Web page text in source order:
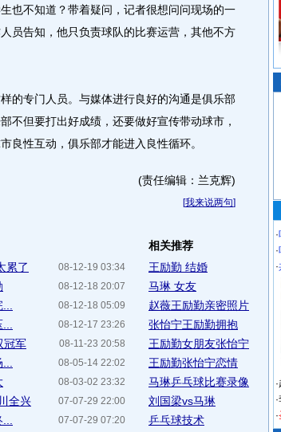
不知道？带着疑问，记者很想问问现场的一
员告知，他只负责球队的比赛运营，其他不方
专门人员。与媒体进行良好的沟通是俱乐部
不但要打出好成绩，还要做好宣传带动球市，
良性互动，俱乐部才能进入良性循环。
(责任编辑：兰克辉)
[我来说两句]
08-12-19 03:34
累了
08-12-18 20:07
08-12-18 05:09
08-12-17 23:26
08-11-23 20:58
冠军
08-05-14 22:02
08-03-02 23:32
07-07-29 22:00
全兴
07-07-29 07:20
相关推荐
王励勤 结婚
马琳 女友
赵薇王励勤亲密照片
张怡宁王励勤拥抱
王励勤女朋友张怡宁
王励勤张怡宁恋情
马琳乒乓球比赛录像
刘国梁vs马琳
乒乓球技术
·
·
·
·
·
·